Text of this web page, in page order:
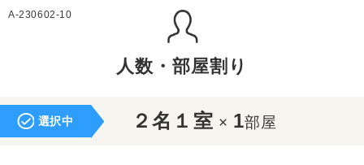
A-230602-10
人数・部屋割り
選択中 ２名１室 × 1部屋